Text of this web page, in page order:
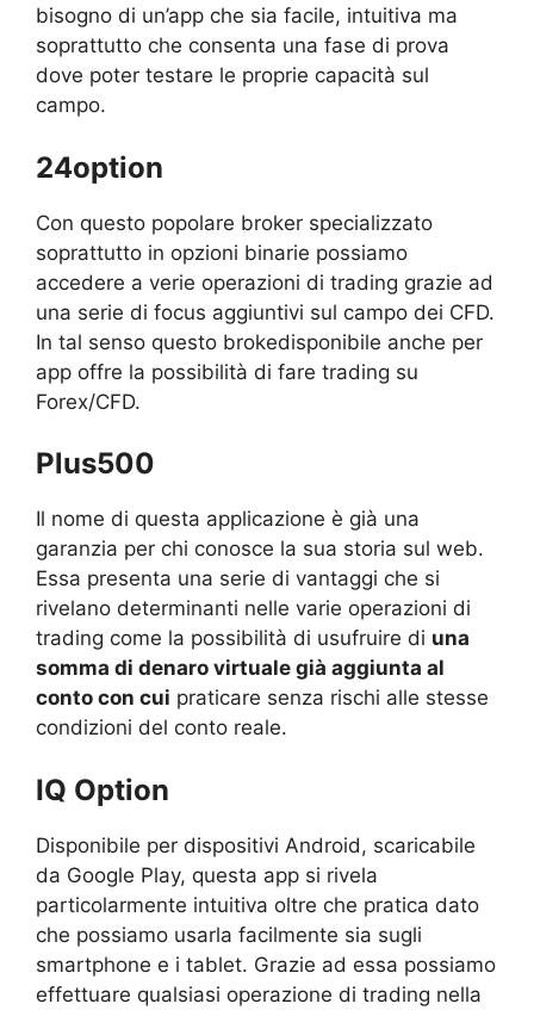
bisogno di un’app che sia facile, intuitiva ma
soprattutto che consenta una fase di prova
dove poter testare le proprie capacità sul
campo.
24option
Con questo popolare broker specializzato
soprattutto in opzioni binarie possiamo
accedere a verie operazioni di trading grazie ad
una serie di focus aggiuntivi sul campo dei CFD.
In tal senso questo brokedisponibile anche per
app offre la possibilità di fare trading su
Forex/CFD.
Plus500
Il nome di questa applicazione è già una
garanzia per chi conosce la sua storia sul web.
Essa presenta una serie di vantaggi che si
rivelano determinanti nelle varie operazioni di
trading come la possibilità di usufruire di una
somma di denaro virtuale già aggiunta al
conto con cui praticare senza rischi alle stesse
condizioni del conto reale.
IQ Option
Disponibile per dispositivi Android, scaricabile
da Google Play, questa app si rivela
particolarmente intuitiva oltre che pratica dato
che possiamo usarla facilmente sia sugli
smartphone e i tablet. Grazie ad essa possiamo
effettuare qualsiasi operazione di trading nella